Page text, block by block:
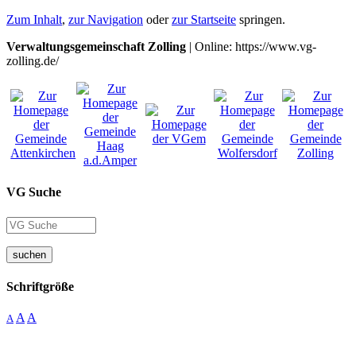
Zum Inhalt, zur Navigation oderzur Startseite springen.
Verwaltungsgemeinschaft Zolling | Online: https://www.vg-
zolling.de/
VG Suche
suchen
Schriftgröße
A A A